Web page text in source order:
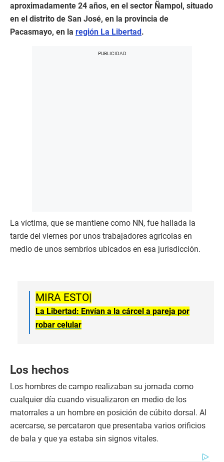
aproximadamente 24 años, en el sector Ñampol, situado
en el distrito de San José, en la provincia de
Pacasmayo, en la región La Libertad.
La víctima, que se mantiene como NN, fue hallada la
tarde del viernes por unos trabajadores agrícolas en
medio de unos sembríos ubicados en esa jurisdicción.
MIRA ESTO|
La Libertad: Envían a la cárcel a pareja por
robar celular
Los hechos
Los hombres de campo realizaban su jornada como
cualquier día cuando visualizaron en medio de los
matorrales a un hombre en posición de cúbito dorsal. Al
acercarse, se percataron que presentaba varios orificios
de bala y que ya estaba sin signos vitales.